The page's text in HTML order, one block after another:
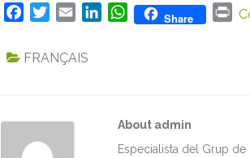
c
k
i
a
W
p
p
Share
P
FRANÇAIS
About admin
Especialista del Grup